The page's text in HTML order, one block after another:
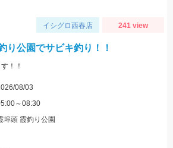
イシグロ西春店 241 view
り公園でサビキ釣り！！
！！
08/03
～08:30
埠頭 霞釣り公園